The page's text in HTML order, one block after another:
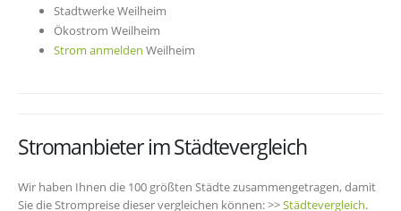
Stadtwerke Weilheim
Ökostrom Weilheim
Strom anmelden Weilheim
Stromanbieter im Städtevergleich
Wir haben Ihnen die 100 größten Städte zusammengetragen, damit
Sie die Strompreise dieser vergleichen können: >>Städtevergleich.